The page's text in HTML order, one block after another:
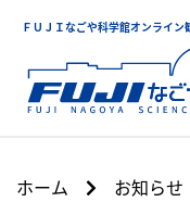
ＦＵＪＩなごや科学館オンライン
ホーム
お知らせ